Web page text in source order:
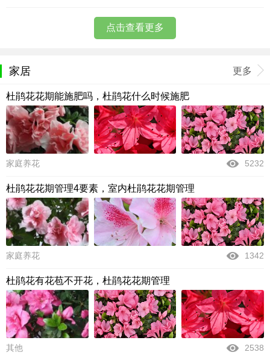
点击查看更多
家居 更多
杜鹃花花期能施肥吗，杜鹃花什么时候施肥
家庭养花 5232
杜鹃花花期管理4要素，室内杜鹃花花期管理
家庭养花 1342
杜鹃花有花苞不开花，杜鹃花花期管理
其他 2538